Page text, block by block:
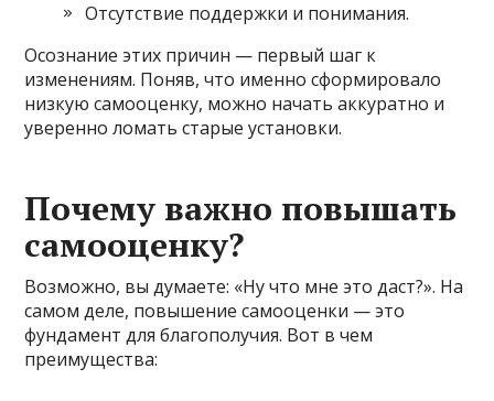
Отсутствие поддержки и понимания.
Осознание этих причин — первый шаг к
изменениям. Поняв, что именно сформировало
низкую самооценку, можно начать аккуратно и
уверенно ломать старые установки.
Почему важно повышать
самооценку?
Возможно, вы думаете: «Ну что мне это даст?». На
самом деле, повышение самооценки — это
фундамент для благополучия. Вот в чем
преимущества: